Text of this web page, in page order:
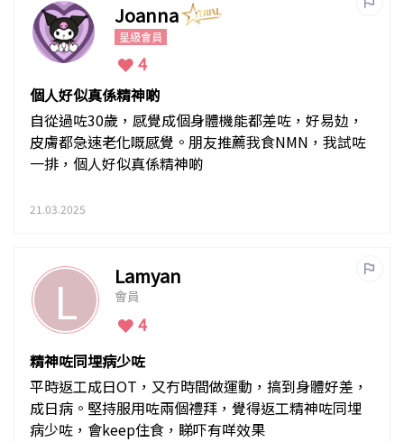
Joanna
星級會員
4
個人好似真係精神啲
自從過咗30歲，感覺成個身體機能都差咗，好易攰，
皮膚都急速老化嘅感覺。朋友推薦我食NMN，我試咗
一排，個人好似真係精神啲
21.03.2025
L Lamyan
會員
4
精神咗同埋病少咗
平時返工成日OT，又冇時間做運動，搞到身體好差，
成日病。堅持服用咗兩個禮拜，覺得返工精神咗同埋
病少咗，會keep住食，睇吓有咩效果